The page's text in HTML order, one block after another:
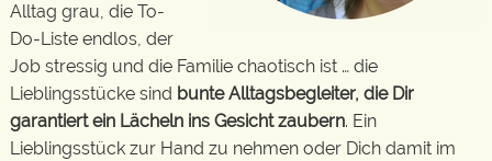
Alltag grau, die To-
Do-Liste endlos, der
Job stressig und die Familie chaotisch ist … die
Lieblingsstücke sind bunte Alltagsbegleiter, die Dir
garantiert ein Lächeln ins Gesicht zaubern. Ein
Lieblingsstück zur Hand zu nehmen oder Dich damit im